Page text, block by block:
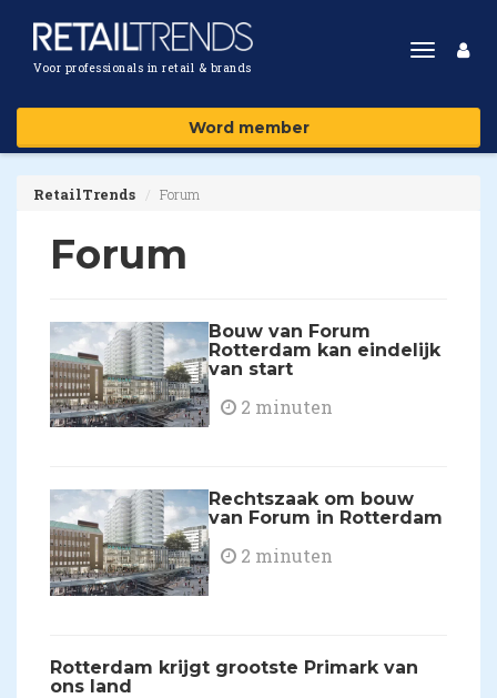
Voor professionals in retail & brands
Toggle
Word member
RetailTrends Forum
Forum
Bouw van Forum
Rotterdam kan eindelijk
van start
2 minuten
​Rechtszaak om bouw
van Forum in Rotterdam
2 minuten
​Rotterdam krijgt grootste Primark van
ons land